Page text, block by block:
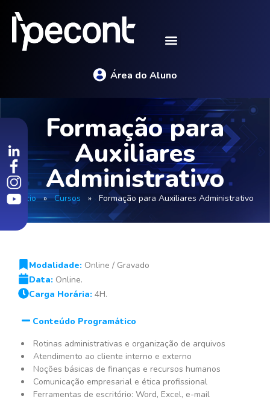
Área do Aluno
Formação para
Auxiliares
Administrativo
Início»Cursos » Formação para Auxiliares Administrativo
Modalidade: Online / Gravado
Data: Online.
Carga Horária: 4H.
Conteúdo Programático
Rotinas administrativas e organização de arquivos
Atendimento ao cliente interno e externo
Noções básicas de finanças e recursos humanos
Comunicação empresarial e ética profissional
Ferramentas de escritório: Word, Excel, e-mail